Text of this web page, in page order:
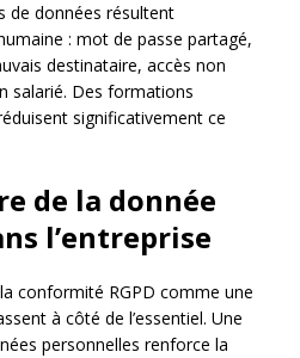
de données résultent
: mot de passe partagé,
destinataire, accès non
salarié. Des formations
significativement ce
de la donnée
l’entreprise
conformité RGPD comme une
à côté de l’essentiel. Une
personnelles renforce la